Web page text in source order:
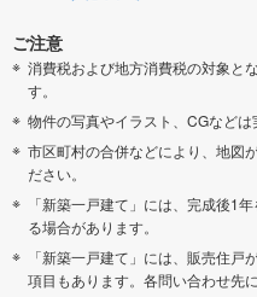
ご注意
消費税および地方消費税の対象と
す。
物件の写真やイラスト、CGなどは
市区町村の合併などにより、地図
ださい。
「新築一戸建て」には、完成後1
る場合があります。
「新築一戸建て」には、販売住
項目もあります。各問い合わせ先